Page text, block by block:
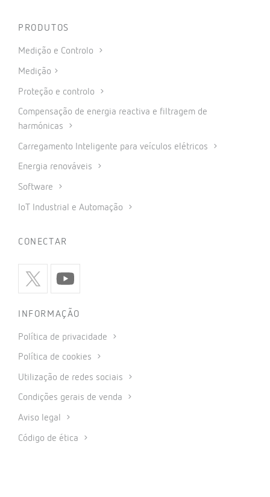
PRODUTOS
Medição e Controlo
Medição
Proteção e controlo
Compensação de energia reactiva e filtragem de
harmónicas
Carregamento Inteligente para veículos elétricos
Energia renováveis
Software
IoT Industrial e Automação
CONECTAR
INFORMAÇÃO
Política de privacidade
Política de cookies
Utilização de redes sociais
Condições gerais de venda
Aviso legal
Código de ética